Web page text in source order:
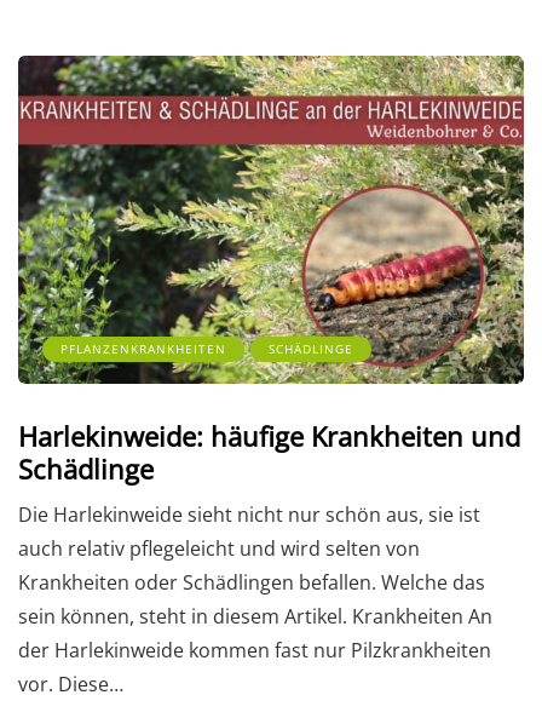
PFLANZENKRANKHEITEN SCHÄDLINGE
Harlekinweide: häufige Krankheiten und
Schädlinge
Die Harlekinweide sieht nicht nur schön aus, sie ist
auch relativ pflegeleicht und wird selten von
Krankheiten oder Schädlingen befallen. Welche das
sein können, steht in diesem Artikel. Krankheiten An
der Harlekinweide kommen fast nur Pilzkrankheiten
vor. Diese…